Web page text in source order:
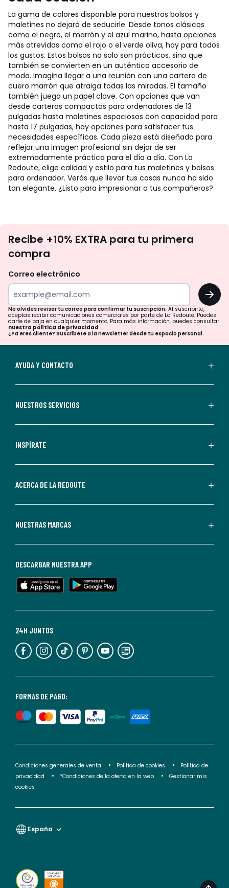
La gama de colores disponible para nuestros bolsos y
maletines no dejará de seducirle. Desde tonos clásicos
como el negro, el marrón y el azul marino, hasta opciones
más atrevidas como el rojo o el verde oliva, hay para todos
los gustos. Estos bolsos no solo son prácticos, sino que
también se convierten en un auténtico accesorio de
moda. Imagina llegar a una reunión con una cartera de
cuero marrón que atraiga todas las miradas. El tamaño
también juega un papel clave. Con opciones que van
desde carteras compactas para ordenadores de 13
pulgadas hasta maletines espaciosos con capacidad para
hasta 17 pulgadas, hay opciones para satisfacer tus
necesidades específicas. Cada pieza está diseñada para
reflejar una imagen profesional sin dejar de ser
extremadamente práctica para el día a día. Con La
Redoute, elige calidad y estilo para tus maletines y bolsos
para ordenador. Verás que llevar tus cosas nunca ha sido
tan elegante. ¿Listo para impresionar a tus compañeros?
te
tu
para
confirmar
tu
suscripción.
aceptas
comerciales
personalizadas
parte
Redoute.
de
en
cualquier
Para
información,
puedes
nuestra
de
privacidad</2>.
Recibe +10% EXTRA para tu primera
compra
Correo electrónico
OK
No olvides revisar tu correo para confirmar tu suscripción. Al suscribirte,
aceptas recibir comunicaciones comerciales por parte de La Redoute. Puedes
darte de baja en cualquier momento. Para más información, puedes consultar
nuestra política de privacidad.
¿Ya eres cliente? Suscríbete a la newsletter desde tu espacio personal.
AYUDA Y CONTACTO
NUESTROS SERVICIOS
INSPÍRATE
ACERCA DE LA REDOUTE
NUESTRAS MARCAS
FORMAS DE PAGO:
24H JUNTOS
DESCARGAR NUESTRA APP
Condiciones generales de venta Politica de cookies
Politica de
privacidad
*Condiciones de la oferta en la web
Gestionar mis
cookies
España